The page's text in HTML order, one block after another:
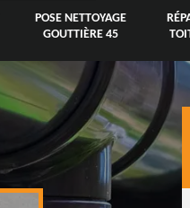
POSE NETTOYAGE
GOUTTIÈRE 45